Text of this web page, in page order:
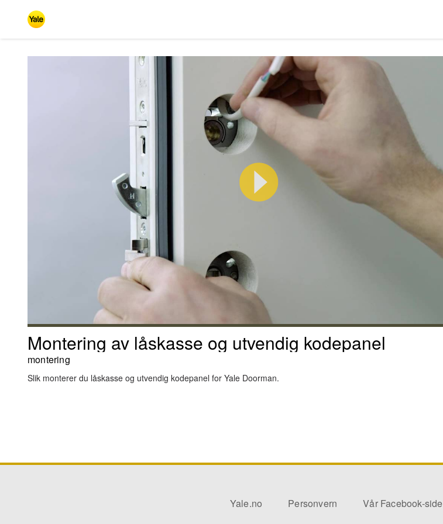
Montering av låskasse og utvendig kodepanel
montering
Slik monterer du låskasse og utvendig kodepanel for Yale Doorman.
Yale.no Personvern Vår Facebook-side